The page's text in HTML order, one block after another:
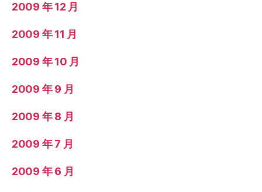
2009 年 12 月
2009 年 11 月
2009 年 10 月
2009 年 9 月
2009 年 8 月
2009 年 7 月
2009 年 6 月